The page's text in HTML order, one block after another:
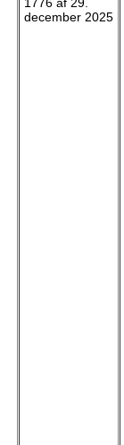
december 2025